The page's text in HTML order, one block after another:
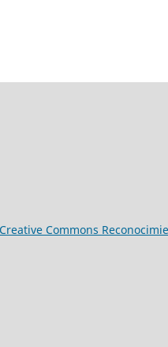
Creative Commons